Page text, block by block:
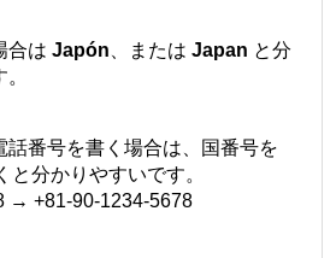
合はJapón 、またはJapan と分
話番号を書く場合は、国番号を
と分かりやすいです。
→ +81-90-1234-5678